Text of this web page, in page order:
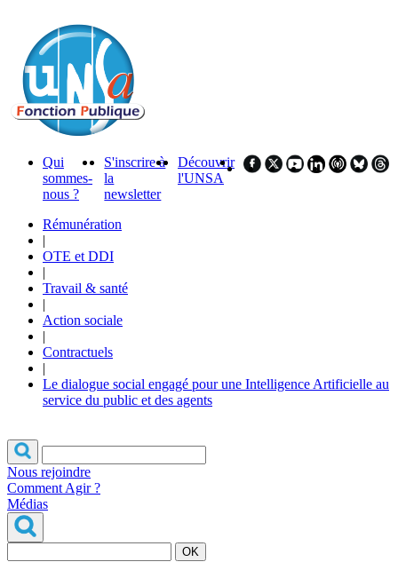
Qui
sommes-
nous ?
S'inscrire à
la
newsletter
Découvrir
l'UNSA
Rémunération
|
OTE et DDI
|
Travail & santé
|
Action sociale
|
Contractuels
|
Le dialogue social engagé pour une Intelligence Artificielle au
service du public et des agents
Nous rejoindre
Comment Agir ?
Médias
OK